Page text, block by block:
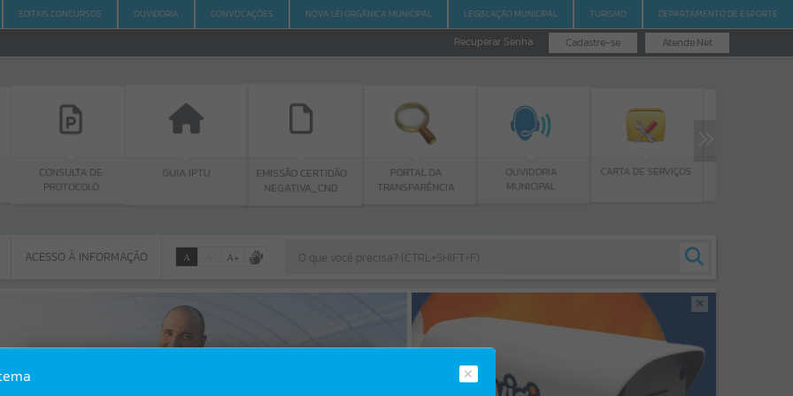
EDITAIS CONCURSOS OUVIDORIA CONVOCAÇÕES NOVA LEI ORGÂNICA MUNICIPAL LEGISLAÇÃO MUNICIPAL TURISMO DEPARTAMENTO DE ESPORTE
Atende.Net
Cadastre-se
Recuperar Senha
DE
GUIA IPTU
EMISSÃO CERTIDÃO
NEGATIVA_CND
PORTAL DA
TRANSPARÊNCIA
OUVIDORIA
MUNICIPAL
CARTA DE SERVIÇOS
PROGRAMA BOLSA
Por favor, aguarde...
ACESSO À INFORMAÇÃO A A+